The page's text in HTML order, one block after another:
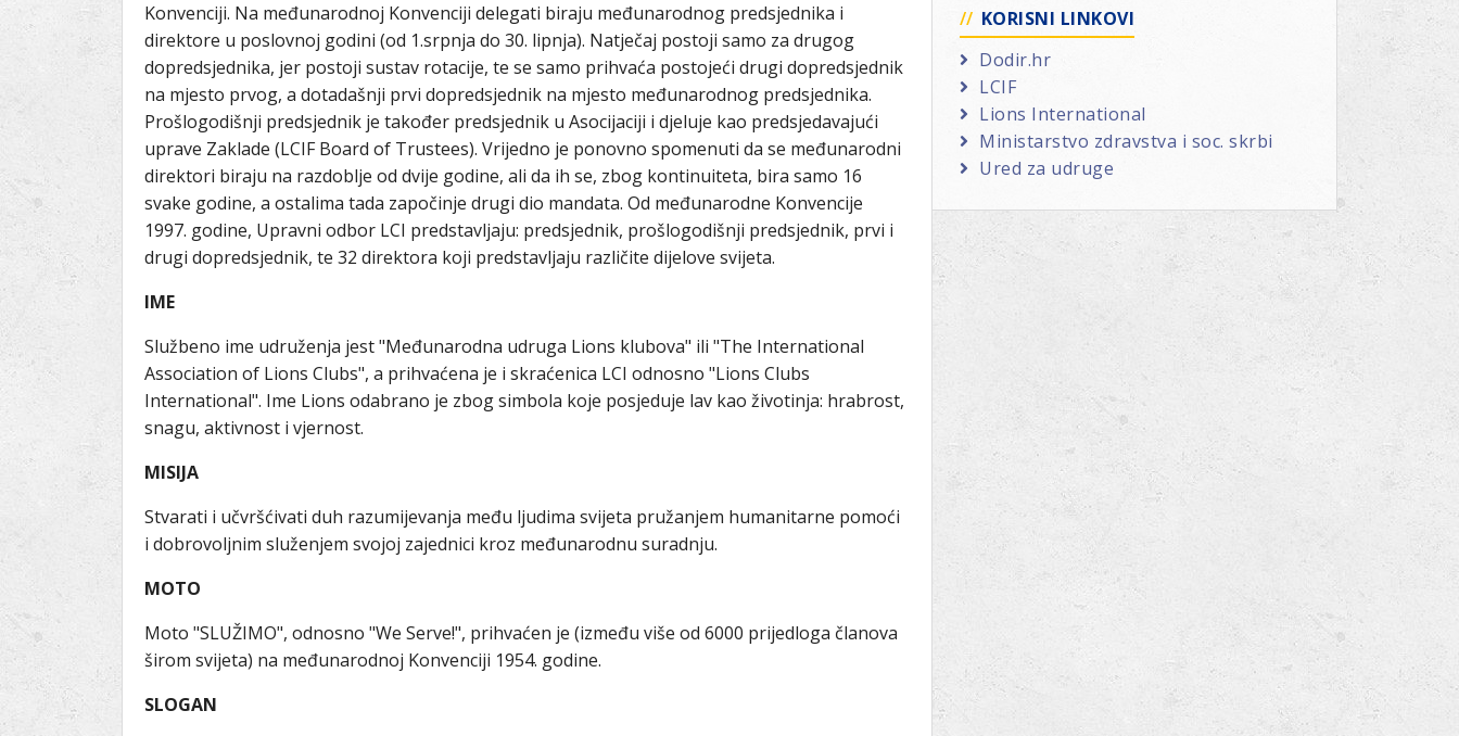
Konvenciji. Na međunarodnoj Konvenciji delegati biraju međunarodnog predsjednika i
direktore u poslovnoj godini (od 1.srpnja do 30. lipnja). Natječaj postoji samo za drugog
dopredsjednika, jer postoji sustav rotacije, te se samo prihvaća postojeći drugi dopredsjednik
na mjesto prvog, a dotadašnji prvi dopredsjednik na mjesto međunarodnog predsjednika.
Prošlogodišnji predsjednik je također predsjednik u Asocijaciji i djeluje kao predsjedavajući
uprave Zaklade (LCIF Board of Trustees). Vrijedno je ponovno spomenuti da se međunarodni
direktori biraju na razdoblje od dvije godine, ali da ih se, zbog kontinuiteta, bira samo 16
svake godine, a ostalima tada započinje drugi dio mandata. Od međunarodne Konvencije
1997. godine, Upravni odbor LCI predstavljaju: predsjednik, prošlogodišnji predsjednik, prvi i
drugi dopredsjednik, te 32 direktora koji predstavljaju različite dijelove svijeta.
IME
Službeno ime udruženja jest "Međunarodna udruga Lions klubova" ili "The International
Association of Lions Clubs", a prihvaćena je i skraćenica LCI odnosno "Lions Clubs
International". Ime Lions odabrano je zbog simbola koje posjeduje lav kao životinja: hrabrost,
snagu, aktivnost i vjernost.
MISIJA
Stvarati i učvršćivati duh razumijevanja među ljudima svijeta pružanjem humanitarne pomoći
i dobrovoljnim služenjem svojoj zajednici kroz međunarodnu suradnju.
MOTO
Moto "SLUŽIMO", odnosno "We Serve!", prihvaćen je (između više od 6000 prijedloga članova
širom svijeta) na međunarodnoj Konvenciji 1954. godine.
SLOGAN
KORISNI LINKOVI
Dodir.hr
LCIF
Lions International
Ministarstvo zdravstva i soc. skrbi
Ured za udruge